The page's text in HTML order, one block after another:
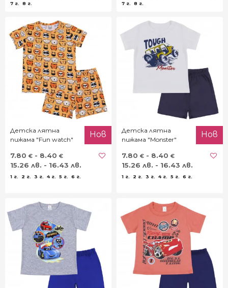
7 г.
8 г.
7 г.
8 г.
Детска лятна
пижама "Fun watch"
Нов
7.80 € - 8.40 €
15.26 лв. - 16.43 лв.
1 г. 2 г. 3 г. 4 г. 5 г. 6 г.
Детска лятна
пижама "Monster"
Нов
7.80 € - 8.40 €
15.26 лв. - 16.43 лв.
1 г. 2 г. 3 г. 4 г. 5 г. 6 г.